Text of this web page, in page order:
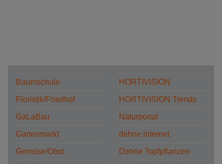
Baumschule
Floristik/Friedhof
GaLaBau
Gartenmarkt
Gemüse/Obst
HORTIVISION
HORTIVISION Trends
Naturportal
dehne internet
Dehne Topfpflanzen